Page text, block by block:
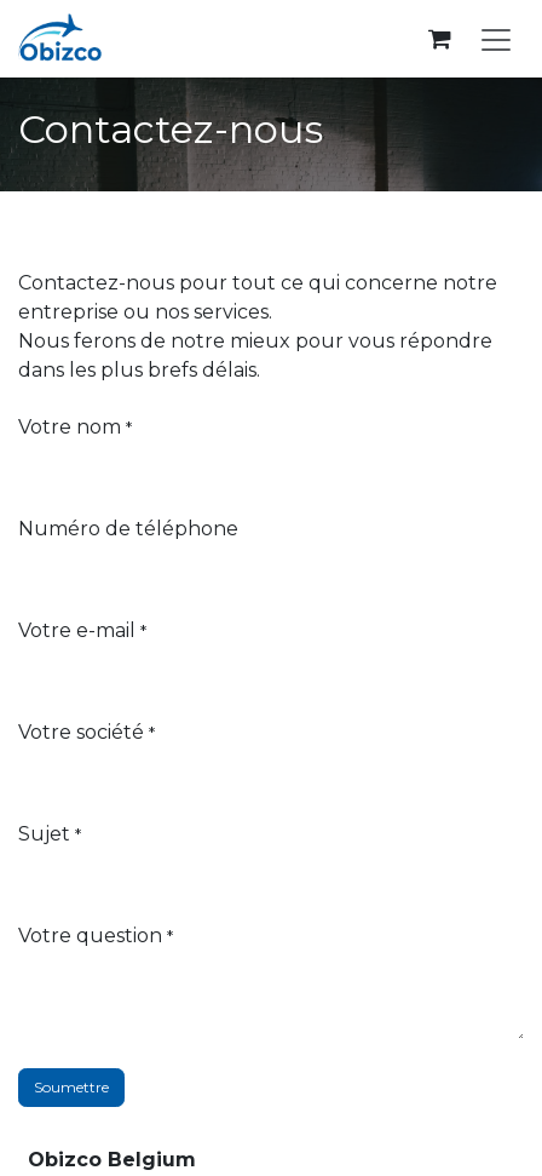
Se rendre au contenu
Contactez-nous
Contactez-nous pour tout ce qui concerne notre
entreprise ou nos services.
Nous ferons de notre mieux pour vous répondre
dans les plus brefs délais.
Votre nom *
Numéro de téléphone
Votre e-mail *
Votre société *
Sujet *
Votre question *
Soumettre
Obizco Belgium